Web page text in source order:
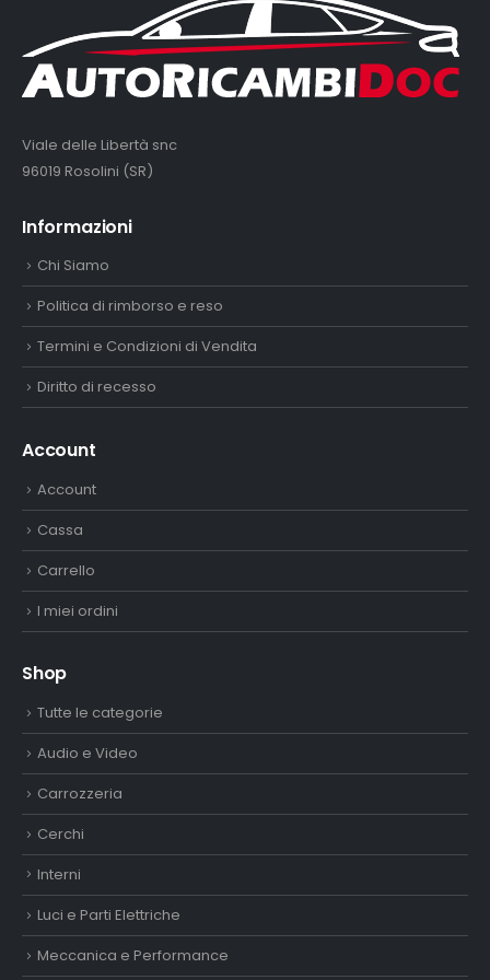
Viale delle Libertà snc
96019 Rosolini (SR)
Informazioni
Chi Siamo
Politica di rimborso e reso
Termini e Condizioni di Vendita
Diritto di recesso
Account
Account
Cassa
Carrello
I miei ordini
Shop
Tutte le categorie
Audio e Video
Carrozzeria
Cerchi
Interni
Luci e Parti Elettriche
Meccanica e Performance